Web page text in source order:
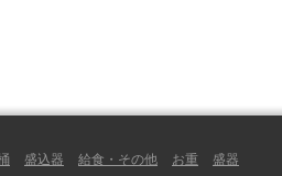
盛込器 給食・その他 お重 盛器